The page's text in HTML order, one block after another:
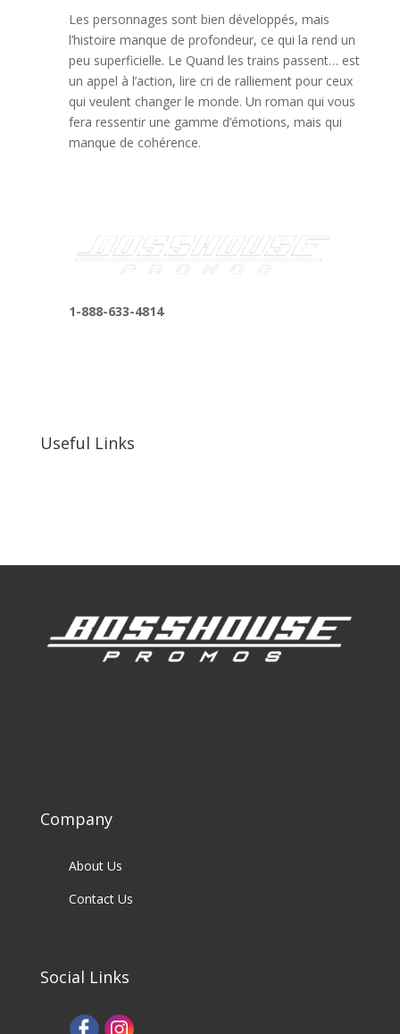
Les personnages sont bien développés, mais
l’histoire manque de profondeur, ce qui la rend un
peu superficielle. Le Quand les trains passent… est
un appel à l’action, lire cri de ralliement pour ceux
qui veulent changer le monde. Un roman qui vous
fera ressentir une gamme d’émotions, mais qui
manque de cohérence.
1-888-633-4814
Useful Links
Company
About Us
Contact Us
Social Links